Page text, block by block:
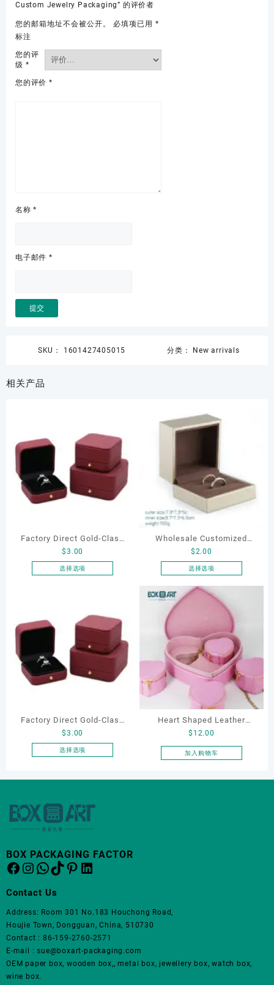
Custom Jewelry Packaging” 的评价者
您的邮箱地址不会被公开。 必填项已用 *
标注
您的评
级 *
您的评价 *
名称*
电子邮件 *
SKU： 1601427405015 分类： New arrivals
相关产品
Factory Direct Gold-Clasp
Round-Corner Jewelry
Organizers
$3.00
选择选项
有
种
体。
品
页
面
些
Wholesale Customized
Jewelry Rings Gift Box
Luxury Drawer Box
Packaging Necklace
Bracelet Earrings Jewellery
$2.00
选择选项
产
多
种
变
体。
可
产
品
页
面
上
Factory Direct Gold-Clasp
Round-Corner Jewelry
Bracelet & Earring
$3.00
选择选项
多
体。
可
页
面
上
选
择
Heart Shaped Leather
Cosmetic Bag, Cosmetic
Gift Bag, Heart Shaped
$ 12.00
加入购物车
BOX PACKAGING FACTOR
Facebook
Instagram
WhatsApp
TikTok
Pinterest
LinkedIn
Contact Us
Address: Room 301 No.183 Houchong Road,
Houjie Town, Dongguan, China, 510730
Contact : 86-159-2760-2571
E-mail : sue@boxart-packaging.com
OEM paper box, wooden box,, metal box, jewellery box, watch box,
wine box.